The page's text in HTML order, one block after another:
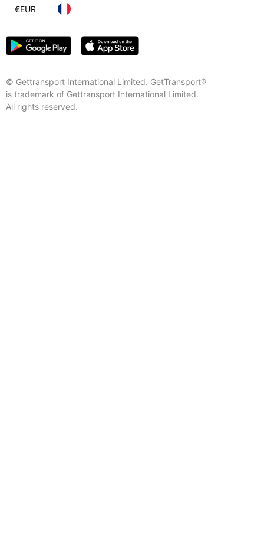
© Gettransport International Limited. GetTransport®
is trademark of Gettransport International Limited.
All rights reserved.
€EUR